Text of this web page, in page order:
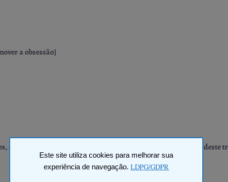
Este site utiliza cookies para melhorar sua
experiência de navegação. LDPG/GDPR
a obsessão]
orixás e trabalhadores da espiritualidade que participaram deste